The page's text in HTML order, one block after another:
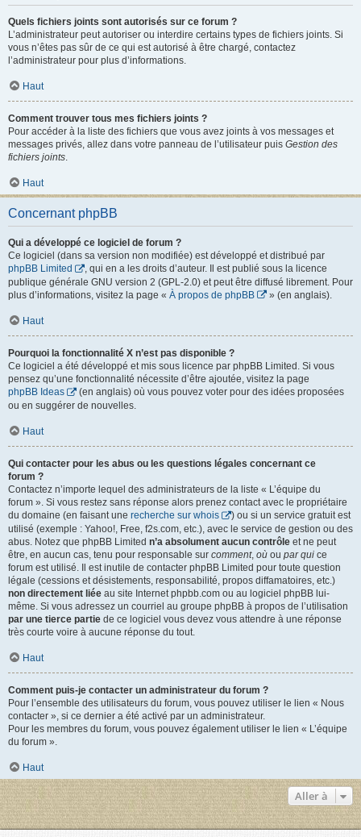
Quels fichiers joints sont autorisés sur ce forum ?
L’administrateur peut autoriser ou interdire certains types de fichiers joints. Si
vous n’êtes pas sûr de ce qui est autorisé à être chargé, contactez
l’administrateur pour plus d’informations.
Haut
Comment trouver tous mes fichiers joints ?
Pour accéder à la liste des fichiers que vous avez joints à vos messages et
messages privés, allez dans votre panneau de l’utilisateur puis Gestion des
fichiers joints
Haut
Concernant phpBB
Qui a développé ce logiciel de forum ?
Ce logiciel (dans sa version non modifiée) est développé et distribué par
phpBB Limited
, qui en a les droits d’auteur. Il est publié sous la licence
publique générale GNU version 2 (GPL-2.0) et peut être diffusé librement. Pour
plus d’informations, visitez la page « À propos de phpBB » (en anglais).
Haut
Pourquoi la fonctionnalité X n’est pas disponible ?
Ce logiciel a été développé et mis sous licence par phpBB Limited. Si vous
pensez qu’une fonctionnalité nécessite d’être ajoutée, visitez la page
phpBB Ideas
(en anglais) où vous pouvez voter pour des idées proposées
ou en suggérer de nouvelles.
Haut
Qui contacter pour les abus ou les questions légales concernant ce
forum ?
Contactez n’importe lequel des administrateurs de la liste « L’équipe du
forum ». Si vous restez sans réponse alors prenez contact avec le propriétaire
du domaine (en faisant une recherche sur whois
) ou si un service gratuit est
utilisé (exemple : Yahoo!, Free, f2s.com, etc.), avec le service de gestion ou des
abus. Notez que phpBB Limited n’a absolument aucun contrôle et ne peut
être, en aucun cas, tenu pour responsable sur comment, où ou par qui ce
forum est utilisé. Il est inutile de contacter phpBB Limited pour toute question
légale (cessions et désistements, responsabilité, propos diffamatoires, etc.)
non directement liée au site Internet phpbb.com ou au logiciel phpBB lui-
même. Si vous adressez un courriel au groupe phpBB à propos de l’utilisation
par une tierce partie de ce logiciel vous devez vous attendre à une réponse
très courte voire à aucune réponse du tout.
Haut
Comment puis-je contacter un administrateur du forum ?
Pour l’ensemble des utilisateurs du forum, vous pouvez utiliser le lien « Nous
contacter », si ce dernier a été activé par un administrateur.
Pour les membres du forum, vous pouvez également utiliser le lien « L’équipe
du forum ».
Haut
Aller à